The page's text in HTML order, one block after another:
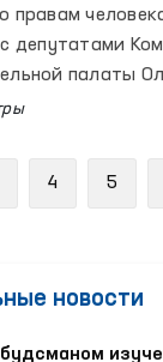
в
правам
депутатами
палаты
делам,
4 5
новости